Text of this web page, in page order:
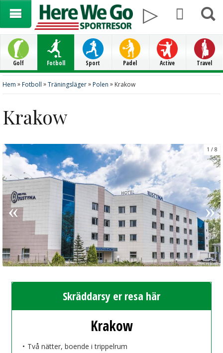
Golf Fotboll Sport Padel Active Travel
Hem »Fotboll »Träningsläger»Polen » Krakow
Krakow
1 8
Skräddarsy er resa här
Krakow
Två nätter, boende i trippelrum